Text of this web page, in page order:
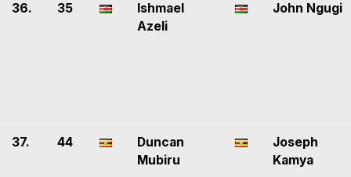
36. 35
Ishmael
Azeli
John Ngugi
37. 44
Duncan
Mubiru
Joseph
Kamya